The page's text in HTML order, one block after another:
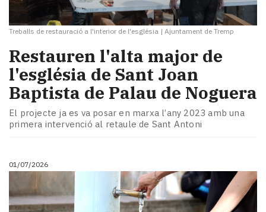
Treballs de restauració a l'interior de l'església | Ajuntament de Tremp
​Restauren l'alta major de
l'església de Sant Joan
Baptista de Palau de Noguera
El projecte ja es va posar en marxa l’any 2023 amb una
primera intervenció al retaule de Sant Antoni
01/07/2026